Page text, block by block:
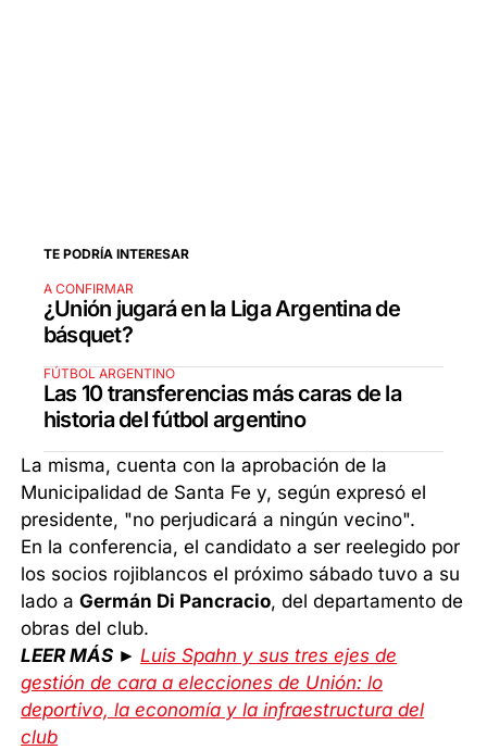
TE PODRÍA INTERESAR
A CONFIRMAR
¿Unión jugará en la Liga Argentina de
básquet?
FÚTBOL ARGENTINO
Las 10 transferencias más caras de la
historia del fútbol argentino
La misma, cuenta con la aprobación de la
Municipalidad de Santa Fe y, según expresó el
presidente, "no perjudicará a ningún vecino".
En la conferencia, el candidato a ser reelegido por
los socios rojiblancos el próximo sábado tuvo a su
lado aGermán Di Pancracio, del departamento de
obras del club.
LEER MÁS ►Luis Spahn y sus tres ejes de
gestión de cara a elecciones de Unión: lo
deportivo, la economía y la infraestructura del
club